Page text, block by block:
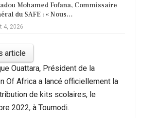
Mohamed Fofana, Commissaire
du SAFE : « Nous…
4, 2026
article
Ouattara, Président de la
Of Africa a lancé officiellement la
de kits scolaires, le
2022, à Toumodi.